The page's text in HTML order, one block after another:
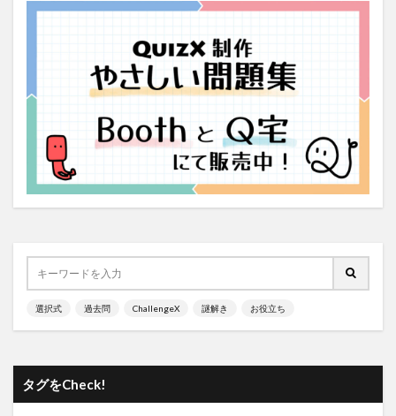
選択式 過去問 ChallengeX 謎解き お役立ち
タグをCheck!